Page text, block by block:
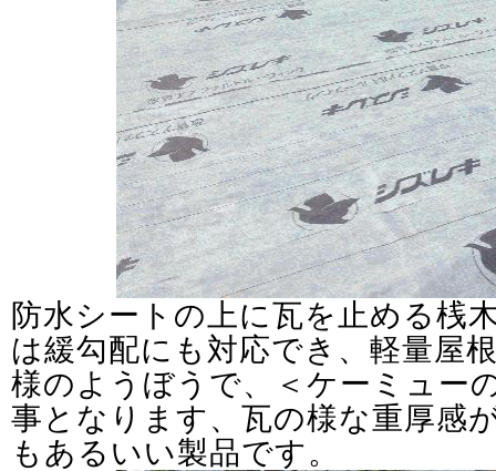
防水シートの上に瓦を止める桟
は緩勾配にも対応でき、軽量屋
様のようぼうで、＜ケーミュー
事となります、瓦の様な重厚感
もあるいい製品です。